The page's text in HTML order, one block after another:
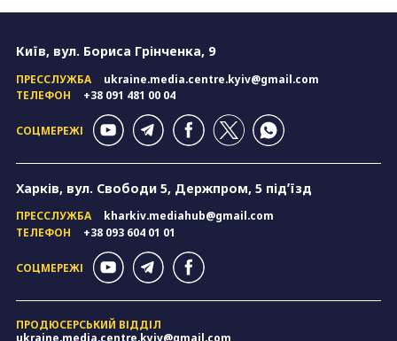
Київ, вул. Бориса Грінченка, 9
ПРЕССЛУЖБА
ukraine.media.centre.kyiv@gmail.com
ТЕЛЕФОН
+38 091 481 00 04
СОЦМЕРЕЖІ
Харків, вул. Свободи 5, Держпром, 5 підʼїзд
ПРЕССЛУЖБА
kharkiv.mediahub@gmail.com
ТЕЛЕФОН
+38 093 604 01 01
СОЦМЕРЕЖІ
ПРОДЮСЕРСЬКИЙ ВІДДІЛ
ukraine.media.centre.kyiv@gmail.com